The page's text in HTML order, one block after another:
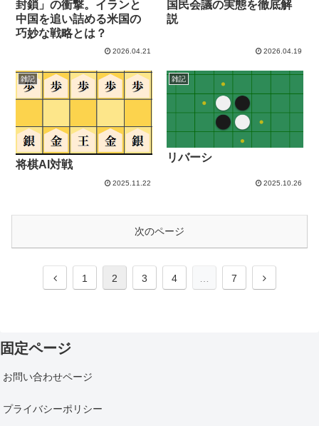
封鎖」の衝撃。イランと
中国を追い詰める米国の
巧妙な戦略とは？
2026.04.21
国民会議の実態を徹底解
説
2026.04.19
雑記
将棋AI対戦
2025.11.22
雑記
リバーシ
2025.10.26
次のページ
1 2 3 4 7
固定ページ
お問い合わせページ
プライバシーポリシー